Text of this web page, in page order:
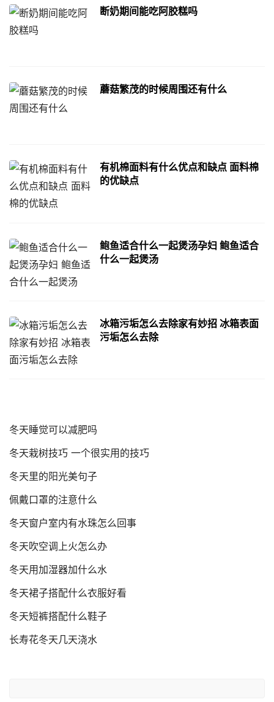
断奶期间能吃阿胶糕吗
蘑菇繁茂的时候周围还有什么
有机棉面料有什么优点和缺点 面料棉
的优缺点
鲍鱼适合什么一起煲汤孕妇 鲍鱼适合
什么一起煲汤
冰箱污垢怎么去除家有妙招 冰箱表面
污垢怎么去除
冬天睡觉可以减肥吗
冬天栽树技巧 一个很实用的技巧
冬天里的阳光美句子
佩戴口罩的注意什么
冬天窗户室内有水珠怎么回事
冬天吹空调上火怎么办
冬天用加湿器加什么水
冬天裙子搭配什么衣服好看
冬天短裤搭配什么鞋子
长寿花冬天几天浇水